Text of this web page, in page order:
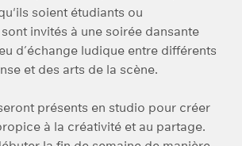
soient étudiants ou
invités à une soirée dansante
d’échange ludique entre différents
et des arts de la scène.
présents en studio pour créer
à la créativité et au partage.